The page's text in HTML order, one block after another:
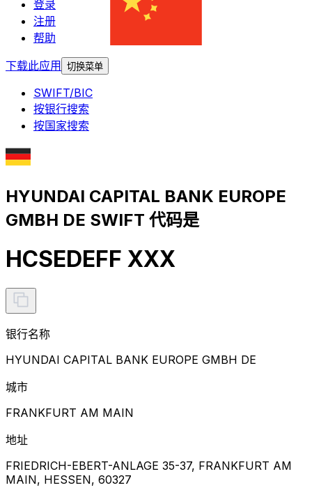
登录
注册
帮助
下载此应用
切换菜单
SWIFT/BIC
按银行搜索
按国家搜索
HYUNDAI CAPITAL BANK EUROPE
GMBH DE SWIFT 代码是
HCSEDEFF XXX
银行名称
HYUNDAI CAPITAL BANK EUROPE GMBH DE
城市
FRANKFURT AM MAIN
地址
FRIEDRICH-EBERT-ANLAGE 35-37, FRANKFURT AM
MAIN, HESSEN, 60327